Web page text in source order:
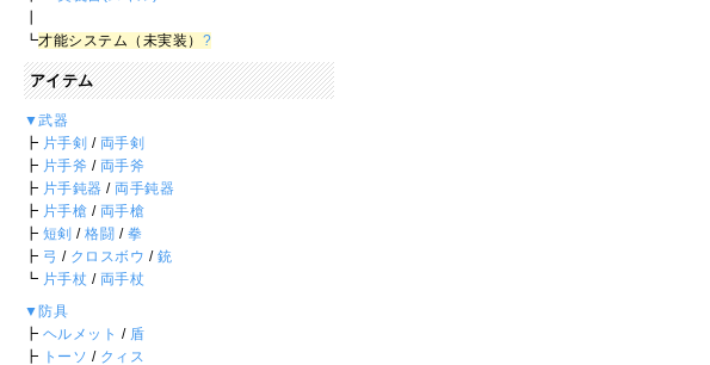
┗才能システム（未実装） ?
アイテム
▼武器
┣ 片手剣 / 両手剣
┣ 片手斧 / 両手斧
┣ 片手鈍器 / 両手鈍器
┣ 片手槍 / 両手槍
┣ 短剣 /格闘 / 拳
┣ 弓 / クロスボウ / 銃
┗ 片手杖 / 両手杖
▼防具
┣ ヘルメット / 盾
┣ トーソ / クィス